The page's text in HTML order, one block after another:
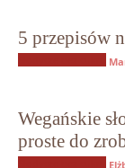
5 przepisów
Wegańskie
proste do